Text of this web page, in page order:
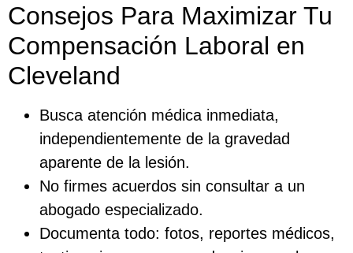
Consejos Para Maximizar Tu
Compensación Laboral en
Cleveland
Busca atención médica inmediata,
independientemente de la gravedad
aparente de la lesión.
No firmes acuerdos sin consultar a un
abogado especializado.
Documenta todo: fotos, reportes médicos,